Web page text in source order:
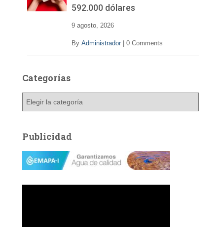
592.000 dólares
9 agosto, 2026
By Administrador 0 Comments
Categorías
g
o
a
Publicidad